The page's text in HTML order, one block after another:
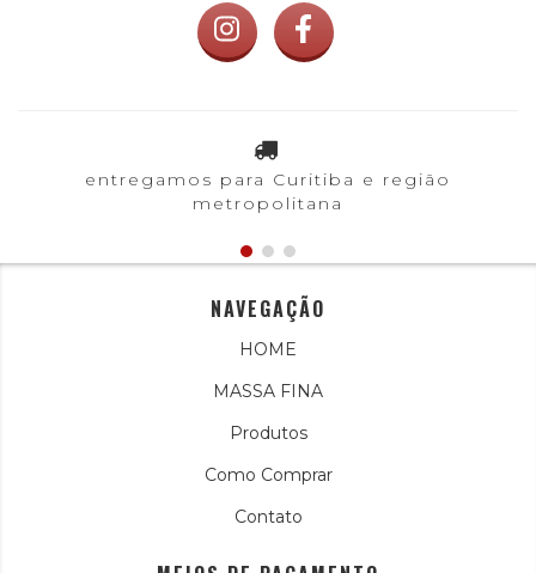
entregamos para Curitiba e região
metropolitana
NAVEGAÇÃO
HOME
MASSA FINA
Produtos
Como Comprar
Contato